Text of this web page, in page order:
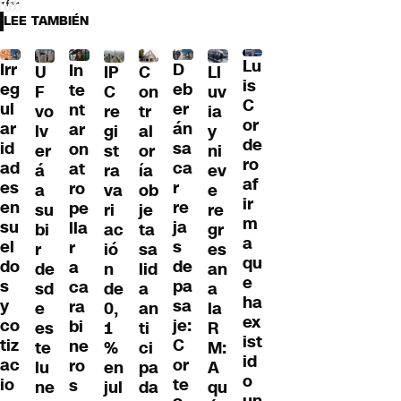
LEE TAMBIÉN
Irr
eg
ul
ar
id
ad
es
en
su
el
do
s
y
co
tiz
ac
io
U
F
vo
lv
er
á
a
su
bi
r
de
sd
e
es
te
lu
ne
In
te
nt
ar
on
at
ro
pe
lla
r
a
ca
ra
bi
ne
ro
s
IP
C
re
gi
st
ra
va
ri
ac
ió
n
de
0,
1
%
en
jul
C
on
tr
al
or
ía
ob
je
ta
sa
lid
a
an
ti
ci
pa
da
D
eb
er
án
sa
ca
r
re
ja
s
de
pa
sa
je:
C
or
te
Ll
uv
ia
y
ni
ev
e
re
gr
es
an
a
la
R
M:
A
qu
Lu
is
C
or
de
ro
af
ir
m
a
qu
e
ha
ex
ist
id
o